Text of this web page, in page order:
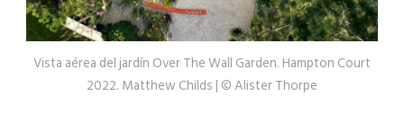
Vista aérea del jardín Over The Wall Garden. Hampton Court
2022. Matthew Childs | © Alister Thorpe